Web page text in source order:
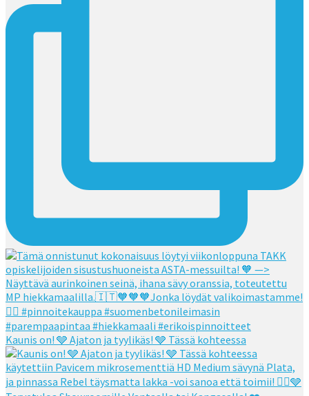
Kaunis on! 🩶 Ajaton ja tyylikäs! 🩶 Tässä kohteessa